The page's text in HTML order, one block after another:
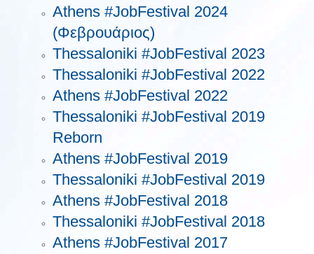
Athens #JobFestival 2024
(Φεβρουάριος)
Thessaloniki #JobFestival 2023
Thessaloniki #JobFestival 2022
Athens #JobFestival 2022
Thessaloniki #JobFestival 2019
Reborn
Athens #JobFestival 2019
Thessaloniki #JobFestival 2019
Athens #JobFestival 2018
Thessaloniki #JobFestival 2018
Athens #JobFestival 2017